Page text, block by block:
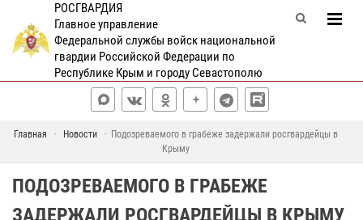
РОСГВАРДИЯ
Главное управление
Федеральной службы войск национальной
гвардии Российской Федерации по
Республике Крым и городу Севастополю
Главная Новости
Подозреваемого в грабеже задержали росгвардейцы в
Крыму
ПОДОЗРЕВАЕМОГО В ГРАБЕЖЕ
ЗАДЕРЖАЛИ РОСГВАРДЕЙЦЫ В КРЫМУ